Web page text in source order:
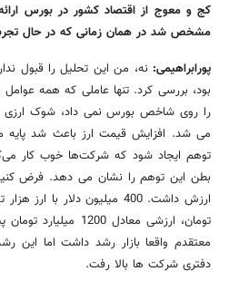
کج و معوج از اقتصاد کشور در بورس
مشخص شد در همان زمانی که در حال
پورابراهیمی: نه، من این تحلیل را قبول
بود، بررسی کرد. تنها عاملی که همه
می شد. افزایش قیمت ارز باعث شد پایه
توهم ایجاد شود که شرکت‌ها خوب کار
تومان، ارزشی
معتقدم واقعا بازار رشد داشت اما این
دفتری شرکت ها بالا رفت.